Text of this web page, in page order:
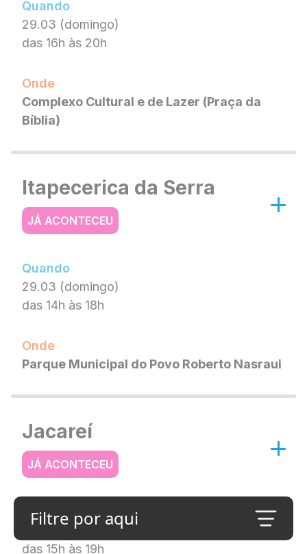
Quando
29.03 (domingo)
das 16h às 20h
Onde
Complexo Cultural e de Lazer (Praça da
Bíblia)
Itapecerica da Serra
JÁ ACONTECEU
Quando
29.03 (domingo)
das 14h às 18h
Onde
Parque Municipal do Povo Roberto Nasraui
Jacareí
JÁ ACONTECEU
Quando
29.03 (domingo)
das 15h às 19h
Filtre por aqui